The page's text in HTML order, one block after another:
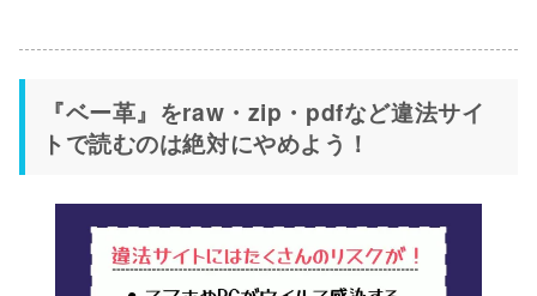
『ベー革』をraw・zip・pdfなど違法サイ
トで読むのは絶対にやめよう！